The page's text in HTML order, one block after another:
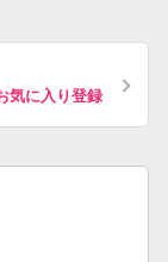
気に入り登録